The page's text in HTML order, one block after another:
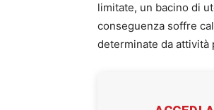
limitate, un bacino di
conseguenza soffre
determinate da attività